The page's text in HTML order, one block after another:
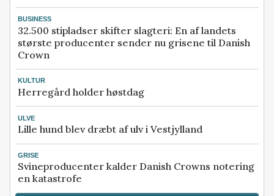
BUSINESS
32.500 stipladser skifter slagteri: En af landets
største producenter sender nu grisene til Danish
Crown
KULTUR
Herregård holder høstdag
ULVE
Lille hund blev dræbt af ulv i Vestjylland
GRISE
Svineproducenter kalder Danish Crowns notering
en katastrofe